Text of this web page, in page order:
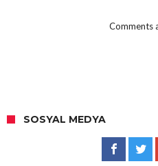
Comments
SOSYAL MEDYA